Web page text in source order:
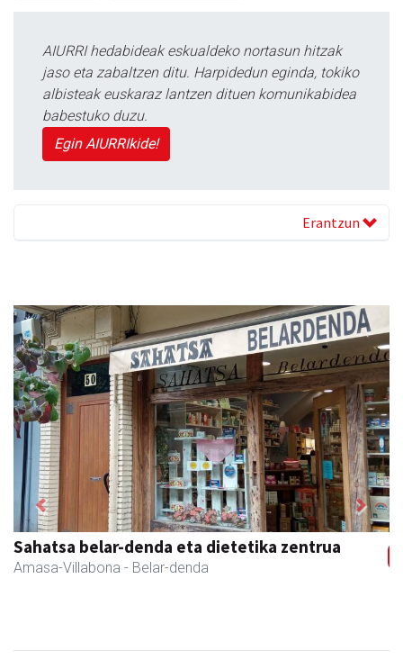
AIURRI hedabideak eskualdeko nortasun hitzak
jaso eta zabaltzen ditu. Harpidedun eginda, tokiko
albisteak euskaraz lantzen dituen komunikabidea
babestuko duzu.
Egin AIURRIkide!
Erantzun
Sahatsa belar-denda eta dietetika zentrua
Amasa-Villabona - Belar-denda
Previous Next